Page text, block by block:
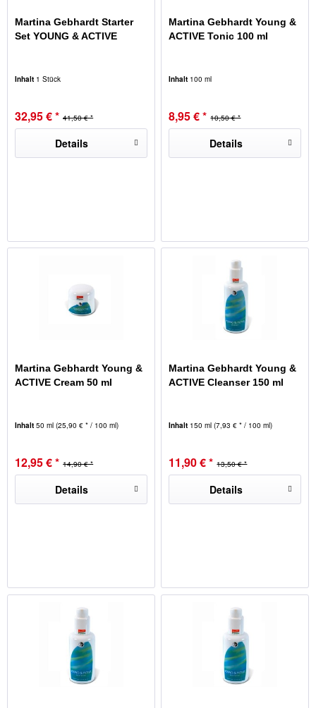
Martina Gebhardt Starter
Set YOUNG & ACTIVE
Inhalt 1 Stück
41,50 € *
32,95 € *
Details
Martina Gebhardt Young &
ACTIVE Tonic 100 ml
Inhalt 100 ml
10,50 € *
8,95 € *
Details
Martina Gebhardt Young &
ACTIVE Cream 50 ml
Inhalt50 ml(25,90 € * / 100 ml)
14,90 € *
12,95 € *
Details
Martina Gebhardt Young &
ACTIVE Cleanser 150 ml
Inhalt 150 ml(7,93 € * / 100 ml)
13,50 € *
11,90 € *
Details